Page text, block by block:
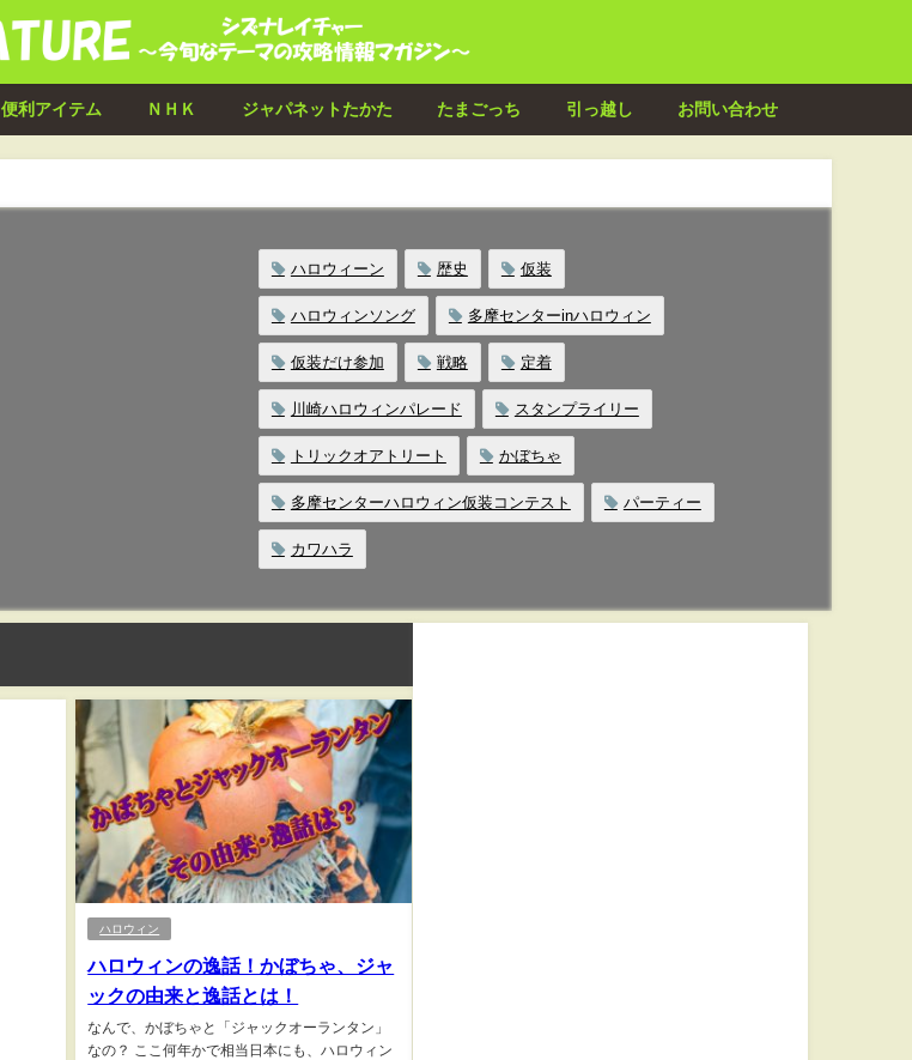
便利アイテム ＮＨＫ ジャパネットたかた たまごっち 引っ越し お問い合わせ
ハロウィーン 歴史 仮装
ハロウィンソング 多摩センターinハロウィン
仮装だけ参加 戦略 定着
川崎ハロウィンパレード スタンプライリー
トリックオアトリート かぼちゃ
多摩センターハロウィン仮装コンテスト パーティー
カワハラ
ハロウィン
ハロウィンの逸話！かぼちゃ、ジャ
ックの由来と逸話とは！
なんで、かぼちゃと「ジャックオーランタン」
なの？ ここ何年かで相当日本にも、ハロウィン